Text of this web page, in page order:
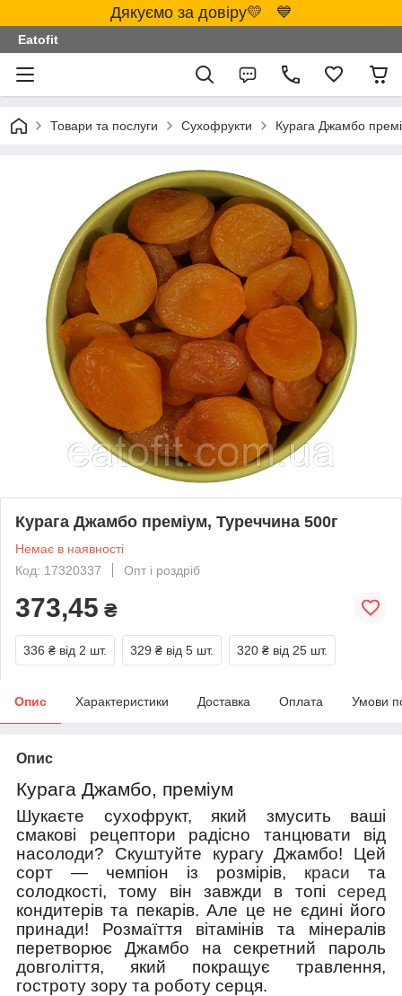
Дякуємо за довіру💛 💙
Eatofit
Товари та послуги Сухофрукти Курага Джамбо
Курага Джамбо преміум, Туреччина 500г
Немає в наявності
Код: 17320337
Опт і роздріб
373,45 ₴
336 ₴ від 2 шт. 329 ₴ від 5 шт. 320 ₴ від 25 шт.
Опис Характеристики Доставка Оплата Умови
Опис
Курага Джамбо, преміум
Шукаєте сухофрукт, який змусить ваші
смакові рецептори радісно танцювати від
насолоди? Скуштуйте курагу Джамбо! Цей
сорт — чемпіон із розмірів, краси та
солодкості, тому він завжди в топі серед
кондитерів та пекарів. Але це не єдині його
принади! Розмаїття вітамінів та мінералів
перетворює Джамбо на секретний пароль
довголіття, який покращує травлення,
гостроту зору та роботу серця.